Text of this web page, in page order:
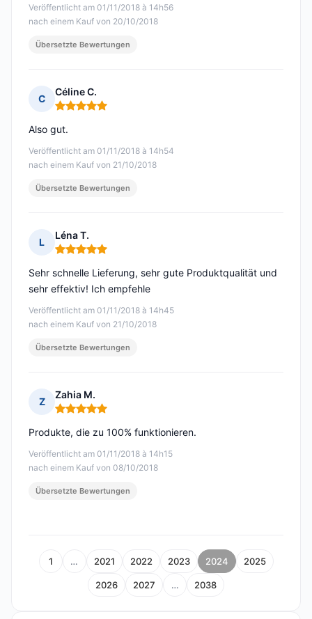
Veröffentlicht am 01/11/2018 à 14h56
nach einem Kauf von 20/10/2018
Übersetzte Bewertungen
C
Céline C.
Hinweis: 5 von 5
Veröffentlicht am 01/11/2018 à 14h54
nach einem Kauf von 21/10/2018
Also gut.
Übersetzte Bewertungen
L
Léna T.
Hinweis: 5 von 5
Veröffentlicht am 01/11/2018 à 14h45
nach einem Kauf von 21/10/2018
Sehr schnelle Lieferung, sehr gute Produktqualität und
sehr effektiv! Ich empfehle
Übersetzte Bewertungen
Z
Zahia M.
Hinweis: 5 von 5
Veröffentlicht am 01/11/2018 à 14h15
nach einem Kauf von 08/10/2018
Produkte, die zu 100% funktionieren.
Übersetzte Bewertungen
1 … 2021 2022 2023 2024 2025
2026 2027 … 2038